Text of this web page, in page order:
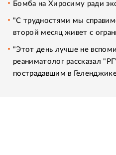
Бомба на Хиросиму ради
"С трудностями мы
второй месяц живет с
"Этот день лучше не
реаниматолог рассказал
пострадавшим в